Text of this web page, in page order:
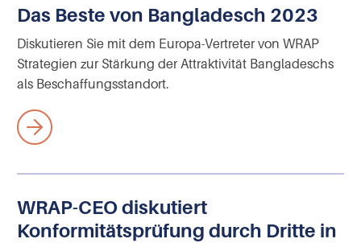
Das Beste von Bangladesch 2023
Diskutieren Sie mit dem Europa-Vertreter von WRAP
Strategien zur Stärkung der Attraktivität Bangladeschs
als Beschaffungsstandort.
WRAP-CEO diskutiert
Konformitätsprüfung durch Dritte in